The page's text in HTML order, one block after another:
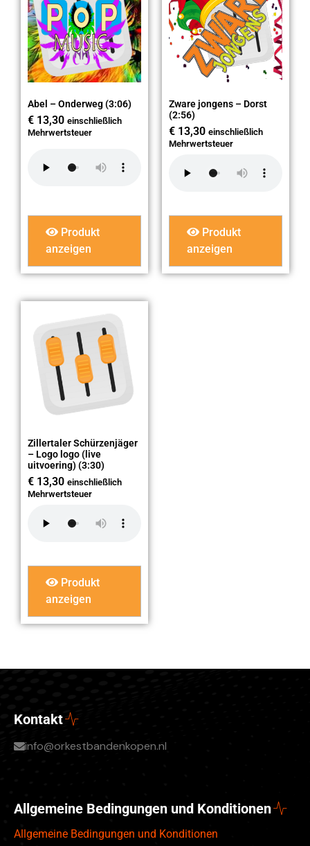
Abel – Onderweg (3:06)
€ 13,30 einschließlich
Mehrwertsteuer
Produkt
anzeigen
Zware jongens – Dorst
(2:56)
€ 13,30 einschließlich
Mehrwertsteuer
Produkt
anzeigen
Zillertaler Schürzenjäger
– Logo logo (live
uitvoering) (3:30)
€ 13,30 einschließlich
Mehrwertsteuer
Produkt
anzeigen
Kontakt
info@orkestbandenkopen.nl
Allgemeine Bedingungen und Konditionen
Allgemeine Bedingungen und Konditionen